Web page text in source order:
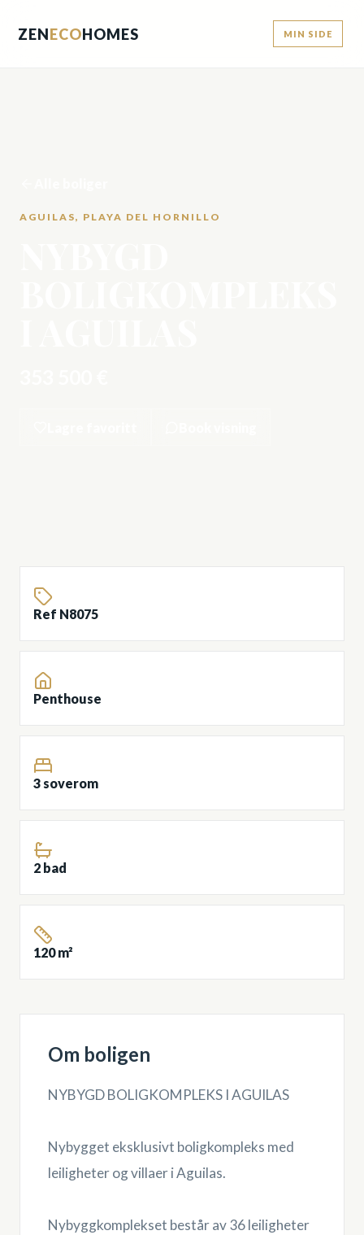
ZENECOHOMES MIN SIDE
AGUILAS, PLAYA DEL HORNILLO
Ref N8075
Penthouse
3 soverom
2 bad
120 m²
Om boligen
NYBYGD BOLIGKOMPLEKS I AGUILAS
Nybygget eksklusivt boligkompleks med
leiligheter og villaer i Aguilas.
Nybyggkomplekset består av 36 leiligheter